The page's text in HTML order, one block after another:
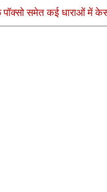
पॉक्सो समेत कई धाराओं में